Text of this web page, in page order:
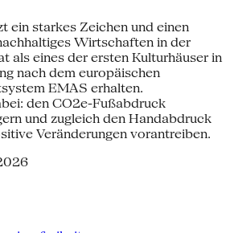
ein starkes Zeichen und einen
Wirtschaften in der
als eines der ersten Kulturhäuser in
nach dem europäischen
EMAS erhalten.
den CO2e-Fußabdruck
und zugleich den Handabdruck
Veränderungen vorantreiben.